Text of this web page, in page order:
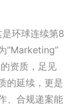
环球连续第8
“Marketing”
资质，足见
的延续，更是
、合规递案能